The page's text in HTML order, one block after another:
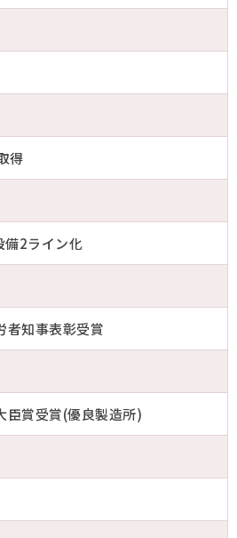
得
備2ライン化
者知事表彰受賞
臣賞受賞(優良製造所)